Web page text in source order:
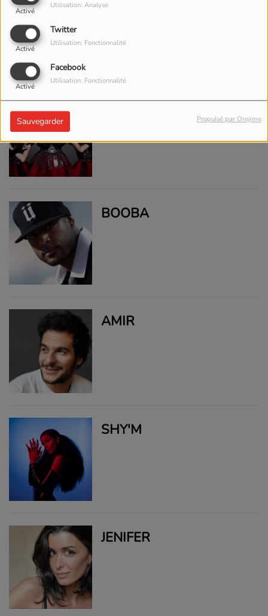
Activé
Utilisation: Analyse
Twitter
Activé
Utilisation: Fonctionnalité
Facebook
Activé
Utilisation: Fonctionnalité
Sauvegarder Propulsé par Orejime
BABYMETAL
BOOBA
AMIR
SHY'M
JENIFER